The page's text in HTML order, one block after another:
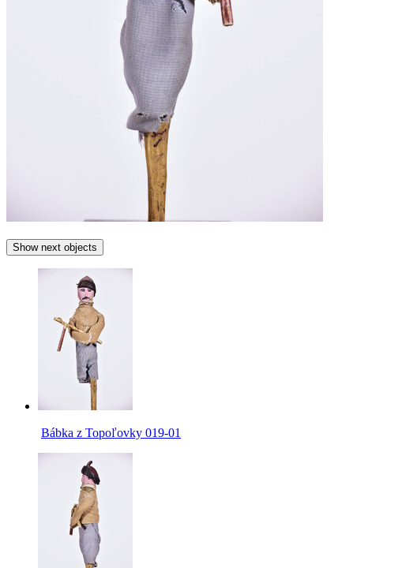
Show next objects
Bábka z Topoľovky 019-01